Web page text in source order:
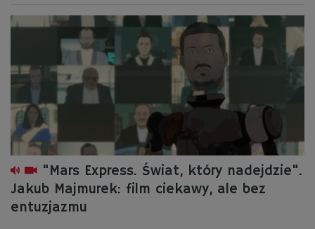
"Mars Express. Świat, który nadejdzie".
Jakub Majmurek: film ciekawy, ale bez
entuzjazmu